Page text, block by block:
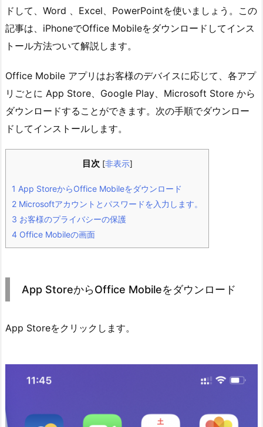
ドして、Word 、Excel、PowerPointを使いましょう。この
記事は、iPhoneでOffice Mobileをダウンロードしてインス
トール方法ついて解説します。
Office Mobile アプリはお客様のデバイスに応じて、各アプ
リごとに App Store、Google Play、Microsoft Store から
ダウンロードすることができます。次の手順でダウンロー
ドしてインストールします。
目次 [非表示]
1 App StoreからOffice Mobileをダウンロード
2 Microsoftアカウントとパスワードを入力します。
3 お客様のプライバシーの保護
4 Office Mobileの画面
App StoreからOffice Mobileをダウンロード
App Storeをクリックします。